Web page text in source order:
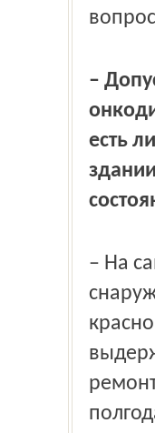
–
есть
– На